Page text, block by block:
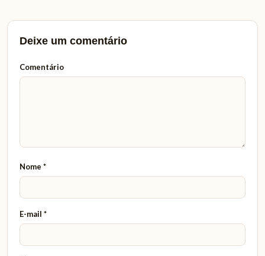
Deixe um comentário
Comentário
Nome *
E-mail *